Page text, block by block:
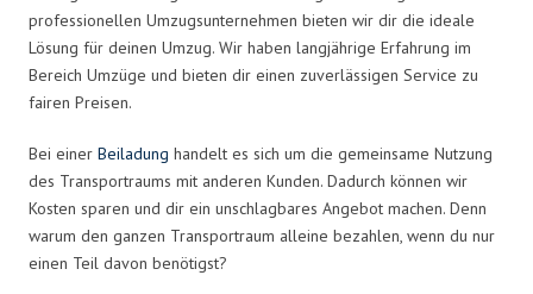
professionellen Umzugsunternehmen bieten wir dir die ideale
Lösung für deinen Umzug. Wir haben langjährige Erfahrung im
Bereich Umzüge und bieten dir einen zuverlässigen Service zu
fairen Preisen.
Bei einer Beiladung handelt es sich um die gemeinsame Nutzung
des Transportraums mit anderen Kunden. Dadurch können wir
Kosten sparen und dir ein unschlagbares Angebot machen. Denn
warum den ganzen Transportraum alleine bezahlen, wenn du nur
einen Teil davon benötigst?